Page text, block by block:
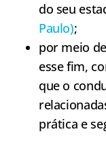
do seu
Paulo);
por meio
esse fim,
que o
prática e